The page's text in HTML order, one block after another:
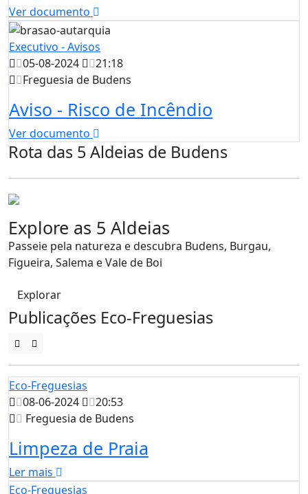
Ver documento
Executivo - Avisos
05-08-2024
21:18
Freguesia de Budens
Aviso - Risco de Incêndio
Ver documento
Rota das 5 Aldeias de Budens
Explore as 5 Aldeias
Passeie pela natureza e descubra Budens, Burgau,
Figueira, Salema e Vale de Boi
Explorar
Publicações Eco-Freguesias
Eco-Freguesias
08-06-2024
20:53
Freguesia de Budens
Limpeza de Praia
Ler mais
Eco-Freguesias